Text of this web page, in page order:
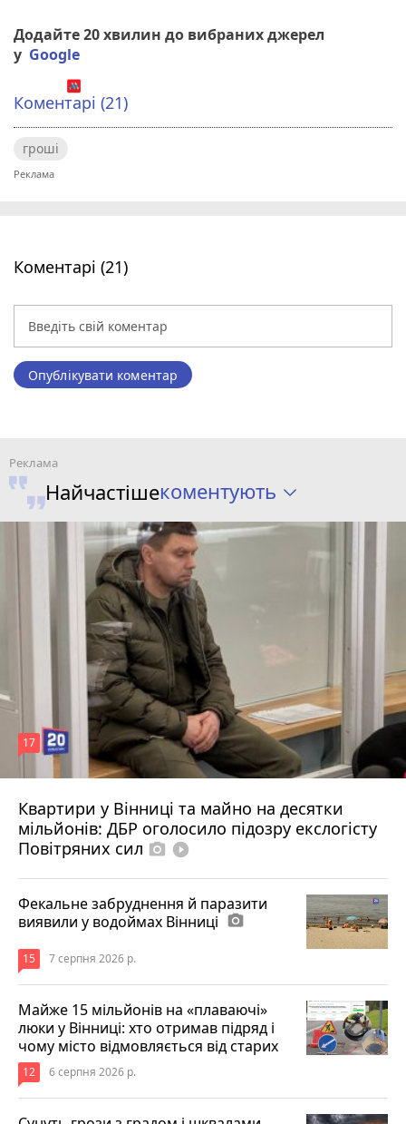
Додайте 20 хвилин до вибраних джерел
у Google
Коментарі (21)
гроші
Коментарі (21)
Опублікувати коментар
Найчастішекоментують
Квартири у Вінниці та майно на десятки
мільйонів: ДБР оголосило підозру екслогісту
Повітряних сил photo_camera play_circle_filled
17
6 серпня 2026 р.
Фекальне забруднення й паразити
виявили у водоймах Вінниці photo_camera
15 7 серпня 2026 р.
Майже 15 мільйонів на «плаваючі»
люки у Вінниці: хто отримав підряд і
чому місто відмовляється від старих
12 6 серпня 2026 р.